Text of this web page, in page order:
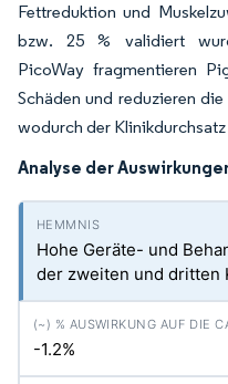
Fettreduktion und
bzw. 25 % validiert
PicoWay fragmentieren
Schäden und reduzieren
wodurch der
Analyse der
Hohe Geräte- und
der zweiten und dritten
-1.2%